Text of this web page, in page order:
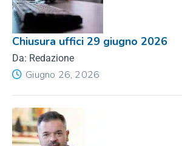
Chiusura uffici 29 giugno 2026
Da: Redazione
Giugno 26, 2026